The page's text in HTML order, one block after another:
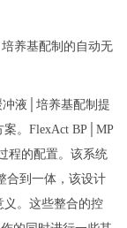
养基配制的自动无
液│培养基配制提
。FlexAct BP│MP
程的配置。该系统
合到一体，该设计
义。这些整合的控